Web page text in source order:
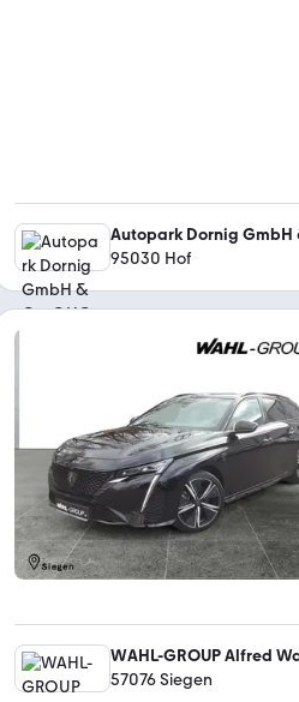
Autopark Dornig GmbH
95030 Hof
57076 Siegen